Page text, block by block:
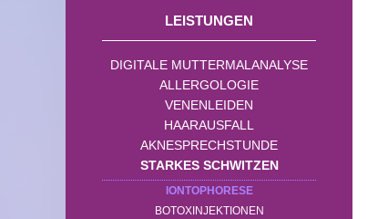
LEISTUNGEN
DIGITALE MUTTERMALANALYSE
ALLERGOLOGIE
VENENLEIDEN
HAARAUSFALL
AKNESPRECHSTUNDE
STARKES SCHWITZEN
IONTOPHORESE
BOTOXINJEKTIONEN